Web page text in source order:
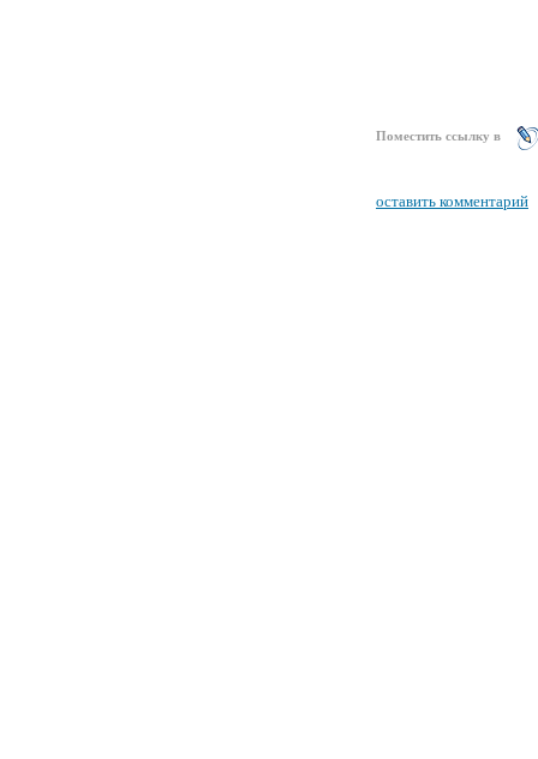
Поместить ссылку в
оставить комментарий